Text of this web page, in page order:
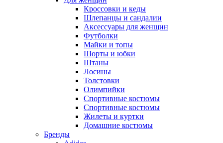
Кроссовки и кеды
Шлепанцы и сандалии
Аксессуары для женщин
Футболки
Майки и топы
Шорты и юбки
Штаны
Лосины
Толстовки
Олимпийки
Спортивные костюмы
Спортивные костюмы
Жилеты и куртки
Домашние костюмы
Бренды